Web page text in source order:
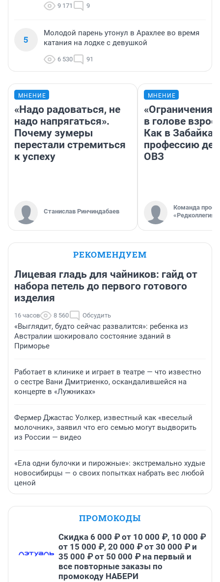
9 171 9
5
Молодой парень утонул в Арахлее во время
катания на лодке с девушкой
6 530 91
МНЕНИЕ
«Надо радоваться, не
надо напрягаться».
Почему зумеры
перестали стремиться
к успеху
Станислав Ринчиндабаев
МНЕНИЕ
«Ограничения
в голове
Как в
профессию
ОВЗ
Команда
«Редколлегия»
РЕКОМЕНДУЕМ
Лицевая гладь для чайников: гайд от
набора петель до первого готового
изделия
16 часов 8 560 Обсудить
«Выглядит, будто сейчас развалится»: ребенка из
Австралии шокировало состояние зданий в
Приморье
Работает в клинике и играет в театре — что известно
о сестре Вани Дмитриенко, оскандалившейся на
концерте в «Лужниках»
Фермер Джастас Уолкер, известный как «веселый
молочник», заявил что его семью могут выдворить
из России — видео
«Ела одни булочки и пирожные»: экстремально худые
новосибирцы — о своих попытках набрать вес любой
ценой
ПРОМОКОДЫ
Скидка 6 000 ₽ от 10 000 ₽, 10 000 ₽
от 15 000 ₽, 20 000 ₽ от 30 000 ₽ и
35 000 ₽ от 50 000 ₽ на первый и
все повторные заказы по
промокоду НАБЕРИ